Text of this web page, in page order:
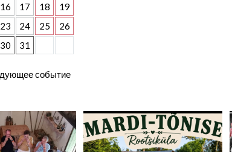
16 17 18
19
23 24 25
26
30 31
событие